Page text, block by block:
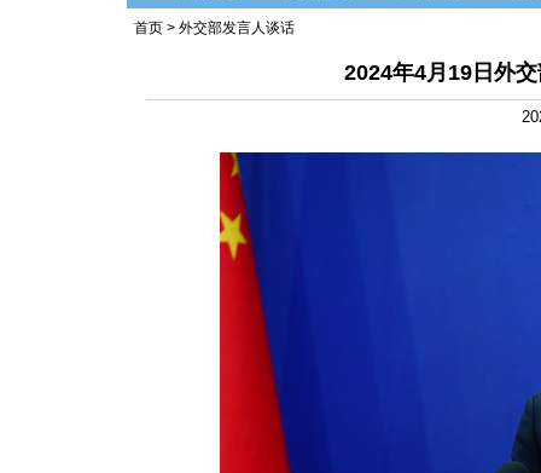
首页 > 外交部发言人谈话
2024年4月19日外